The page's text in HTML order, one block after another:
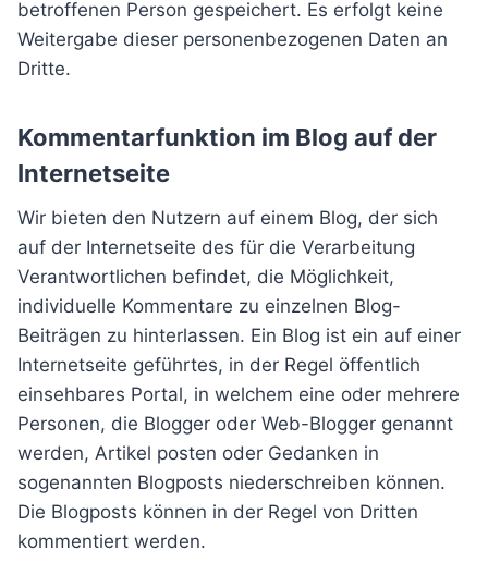
betroffenen Person gespeichert. Es erfolgt keine
Weitergabe dieser personenbezogenen Daten an
Dritte.
Kommentarfunktion im Blog auf der
Internetseite
Wir bieten den Nutzern auf einem Blog, der sich
auf der Internetseite des für die Verarbeitung
Verantwortlichen befindet, die Möglichkeit,
individuelle Kommentare zu einzelnen Blog-
Beiträgen zu hinterlassen. Ein Blog ist ein auf einer
Internetseite geführtes, in der Regel öffentlich
einsehbares Portal, in welchem eine oder mehrere
Personen, die Blogger oder Web-Blogger genannt
werden, Artikel posten oder Gedanken in
sogenannten Blogposts niederschreiben können.
Die Blogposts können in der Regel von Dritten
kommentiert werden.